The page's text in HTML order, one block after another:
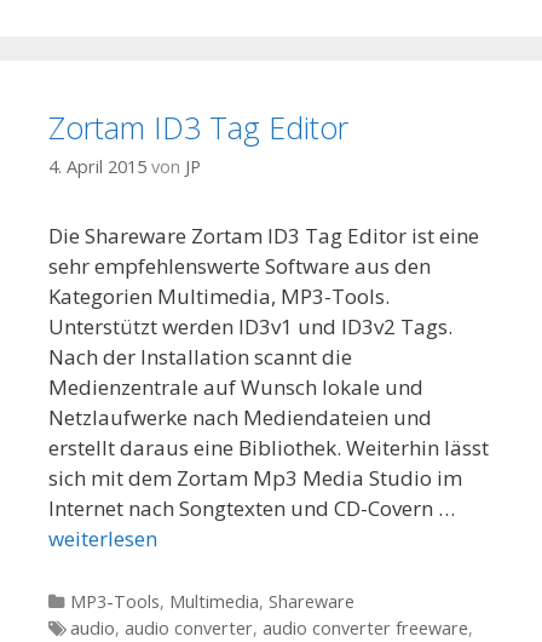
Zortam ID3 Tag Editor
4. April 2015 von JP
Die Shareware Zortam ID3 Tag Editor ist eine
sehr empfehlenswerte Software aus den
Kategorien Multimedia, MP3-Tools.
Unterstützt werden ID3v1 und ID3v2 Tags.
Nach der Installation scannt die
Medienzentrale auf Wunsch lokale und
Netzlaufwerke nach Mediendateien und
erstellt daraus eine Bibliothek. Weiterhin lässt
sich mit dem Zortam Mp3 Media Studio im
Internet nach Songtexten und CD-Covern …
weiterlesen
Kategorien
MP3-Tools, Multimedia, Shareware
Tags
audio, audio converter, audio converter freeware,